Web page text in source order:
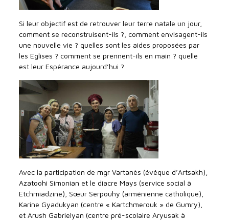
Si leur objectif est de retrouver leur terre natale un jour,
comment se reconstruisent-ils ?, comment envisagent-ils
une nouvelle vie ? quelles sont les aides proposées par
les Eglises ? comment se prennent-ils en main ? quelle
est leur Espérance aujourd’hui ?
Avec la participation de mgr Vartanès (évêque d’Artsakh),
Azatoohi Simonian et le diacre Mays (service social à
Etchmiadzine), Sœur Serpouhy (arménienne catholique),
Karine Gyadukyan (centre « Kartchmerouk » de Gumry),
et Arush Gabrielyan (centre pré-scolaire Aryusak à